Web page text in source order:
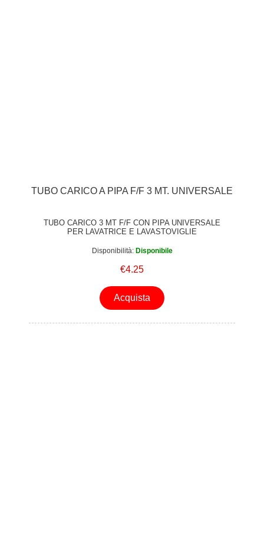
TUBO CARICO A PIPA F/F 3 MT. UNIVERSALE
TUBO CARICO 3 MT F/F CON PIPA UNIVERSALE
PER LAVATRICE E LAVASTOVIGLIE
Disponibilità: Disponibile
€4.25
Acquista